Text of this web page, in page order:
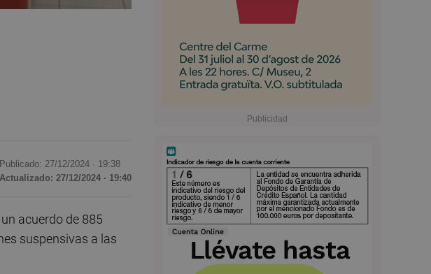
Publicado: 27/12/2024 · 19:38
Actualizado: 27/12/2024 · 19:40
acuerdo de 885
suspensivas a las